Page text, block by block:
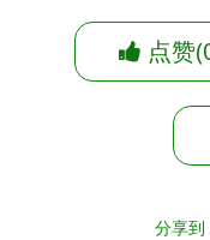
点赞(
分享到